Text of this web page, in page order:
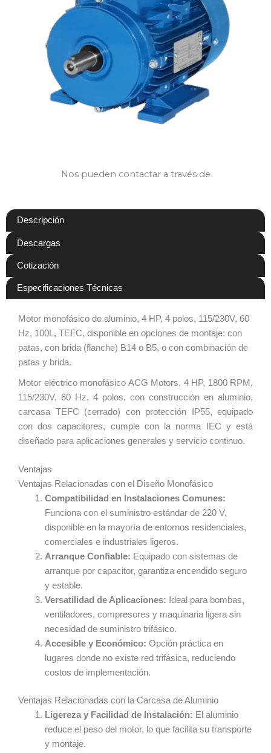
Nos pueden contactar a través de
Descripción
Descargas
Cotización
Especificaciones Técnicas
Motor monofásico de aluminio, 4 HP, 4 polos, 115/230V, 60
Hz, 100L, TEFC, disponible en opciones de montaje: con
patas, con brida (flanche) B14 o B5, o con combinación de
patas y brida.
Motor eléctrico monofásico ACG Motors, 4 HP, 1800 RPM,
115/230V, 60 Hz, 4 polos, con construcción en aluminio,
carcasa TEFC (cerrado) con protección IP55, equipado
con dos capacitores, cumple con la norma IEC y está
diseñado para aplicaciones generales y servicio continuo.
Ventajas
Ventajas Relacionadas con el Diseño Monofásico
Compatibilidad en Instalaciones Comunes:
Funciona con el suministro estándar de 220 V,
disponible en la mayoría de entornos residenciales,
comerciales e industriales ligeros.
Arranque Confiable: Equipado con sistemas de
arranque por capacitor, garantiza encendido seguro
y estable.
Versatilidad de Aplicaciones: Ideal para bombas,
ventiladores, compresores y maquinaria ligera sin
necesidad de suministro trifásico.
Accesible y Económico: Opción práctica en
lugares donde no existe red trifásica, reduciendo
costos de implementación.
Ventajas Relacionadas con la Carcasa de Aluminio
Ligereza y Facilidad de Instalación: El aluminio
reduce el peso del motor, lo que facilita su transporte
y montaje.